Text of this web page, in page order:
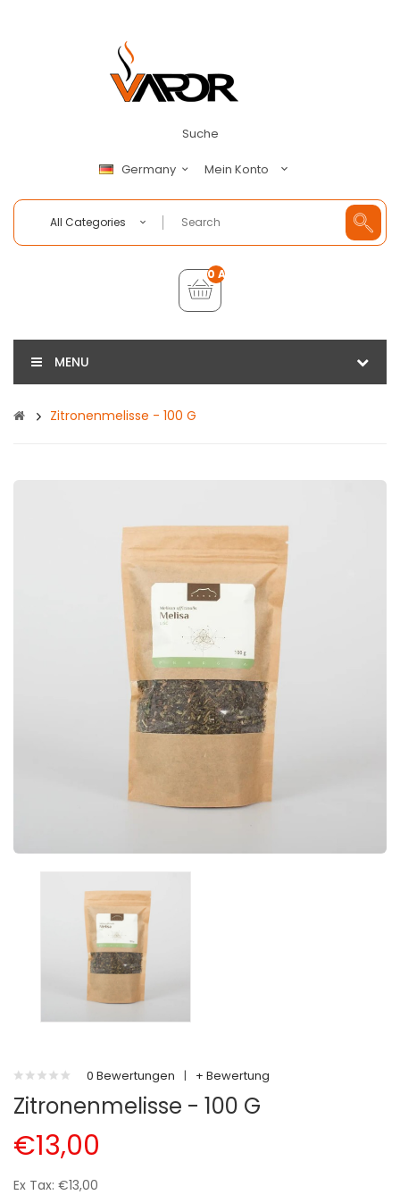
Suche
Germany Mein Konto
All Categories
0 Artikel - €0,00
MENU
Zitronenmelisse - 100 G
0 Bewertungen | + Bewertung
Zitronenmelisse - 100 G
€13,00
Ex Tax: €13,00